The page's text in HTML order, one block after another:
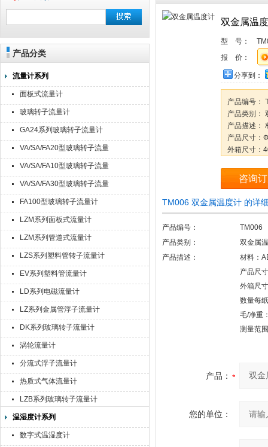
产品分类
流量计系列
面板式流量计
玻璃转子流量计
GA24系列玻璃转子流量计
VA/SA/FA20型玻璃转子流量
计
VA/SA/FA10型玻璃转子流量
计
VA/SA/FA30型玻璃转子流量
计
FA100型玻璃转子流量计
LZM系列面板式流量计
LZM系列管道式流量计
LZS系列塑料管转子流量计
EV系列塑料管流量计
LD系列电磁流量计
LZ系列金属管浮子流量计
DK系列玻璃转子流量计
涡轮流量计
分流式浮子流量计
热质式气体流量计
LZB系列玻璃转子流量计
温湿度计系列
数字式温湿度计
双金属温
型 号：
报 价：
分享到：
产品编号：
产品类别：
产品描述：
产品尺寸：
外箱尺寸：
毛/净重：
测量范围：
咨询
TM006 双金属温度计 的详
产品编号：
TM006
产品类别：
双金属
产品描述：
材料：
产品尺
外箱尺
数量每
毛/净重
测量范
产品：
您的单位：